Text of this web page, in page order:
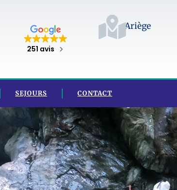
251 avis
Ariège
SEJOURS CONTACT